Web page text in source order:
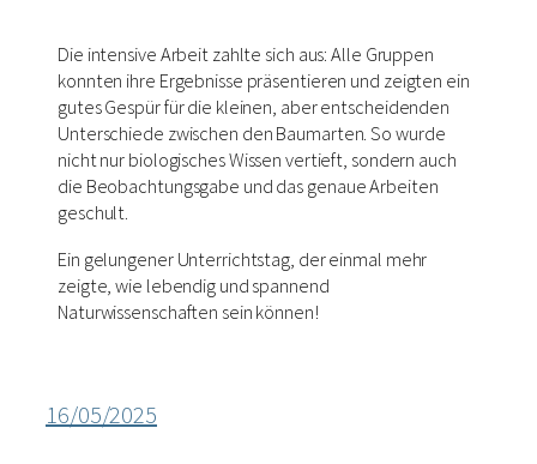
Die intensive Arbeit zahlte sich aus: Alle Gruppen
konnten ihre Ergebnisse präsentieren und zeigten ein
gutes Gespür für die kleinen, aber entscheidenden
Unterschiede zwischen den Baumarten. So wurde
nicht nur biologisches Wissen vertieft, sondern auch
die Beobachtungsgabe und das genaue Arbeiten
geschult.
Ein gelungener Unterrichtstag, der einmal mehr
zeigte, wie lebendig und spannend
Naturwissenschaften sein können!
16/05/2025